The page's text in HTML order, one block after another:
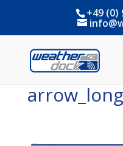
+49 (0)
arrow_long